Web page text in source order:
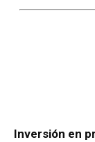
Inversión en